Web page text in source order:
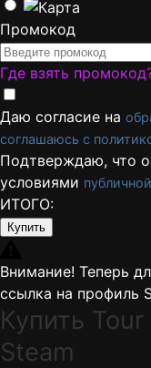
Промокод
Где взять
Даю согласие на
соглашаюсь с
Подтверждаю, что
условиями
ИТОГО:
Купить
Внимание! Теперь
ссылка на профиль
Купить
Steam